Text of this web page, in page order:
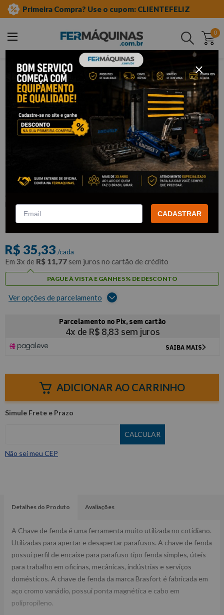
Primeira Compra? Use o cupom: CLIENTEFELIZ
0
Buscar
ferramentas manuais
chave de fenda e phillips
Chave de Fenda 3/8" x 12" - Brasfort
BRASFORT
Por:R$33,56/cada
R$ 35,33 /cada
Em 3x de R$ 11,77 sem juros no cartão de crédito
PAGUE À VISTA E GANHE 5% DE DESCONTO
Ver opções de parcelamento
ADICIONAR AO CARRINHO
Não sei meu CEP
Detalhes do Produto Avaliações
A Chave de fenda é uma ferramenta muito utilizada no cotidiano.
Utilizadas para apertar e desapertar parafusos. A chave de fenda
possui perfil de encaixe para parafuso tipo fenda simples, úteis
para trabalho em oficinas, mecânicas, indústrias e serviços
domésticos. A chave de fenda da marca Brasfort é fabricada em
aço cromo vanádio, possui ponta magnética e cabo em
polipropileno.
CADASTRAR